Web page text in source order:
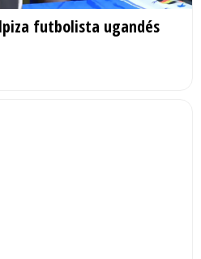
futbolista ugandés